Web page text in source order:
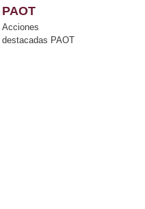
PAOT
Acciones
destacadas PAOT